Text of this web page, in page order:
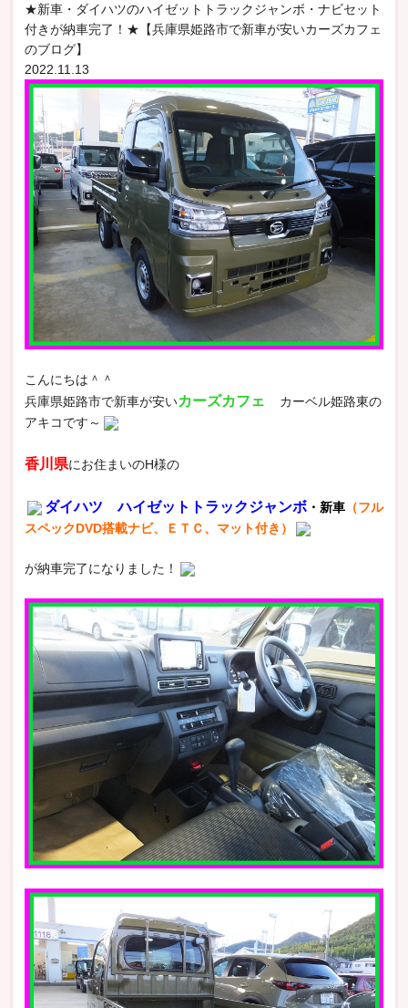
★新車・ダイハツのハイゼットトラックジャンボ・ナビセット
付きが納車完了！★【兵庫県姫路市で新車が安いカーズカフェ
のブログ】
2022.11.13
こんにちは＾＾
兵庫県姫路市で新車が安いカーズカフェ
カーベル姫路東の
アキコです～
香川県にお住まいのH様の
ダイハツ ハイゼットトラックジャンボ・新車（フル
スペックDVD搭載ナビ、ＥＴＣ、マット付き）
が納車完了になりました！